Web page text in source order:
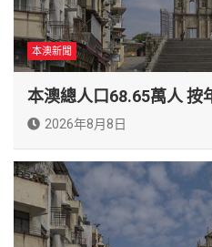
本澳新聞
本澳總人口68.65萬人 按
2026年8月8日